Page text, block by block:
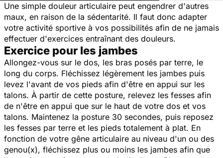
Une simple douleur articulaire peut engendrer d'autres
maux, en raison de la sédentarité. Il faut donc adapter
votre activité sportive à vos possibilités afin de ne jamais
effectuer d'exercices entraînant des douleurs.
Exercice pour les jambes
Allongez-vous sur le dos, les bras posés par terre, le
long du corps. Fléchissez légèrement les jambes puis
levez l'avant de vos pieds afin d'être en appui sur les
talons. À partir de cette posture, relevez les fesses afin
de n'être en appui que sur le haut de votre dos et vos
talons. Maintenez la posture 30 secondes, puis reposez
les fesses par terre et les pieds totalement à plat. En
fonction de votre gêne articulaire au niveau d'un ou des
genou(x), fléchissez plus ou moins les jambes afin que